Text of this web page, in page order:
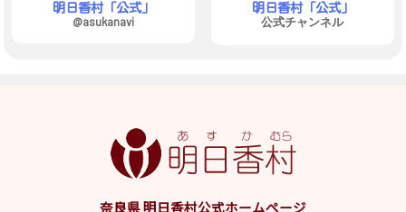
明日香村「公式」
@asukanavi
明日香村「公式」
公式チャンネル
奈良県 明日香村公式ホームページ